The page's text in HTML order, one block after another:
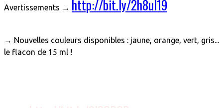
Avertissements → http://bit.ly/2h8ul19
→ Nouvelles couleurs disponibles : jaune, orange, vert, gris...
le flacon de 15 ml !